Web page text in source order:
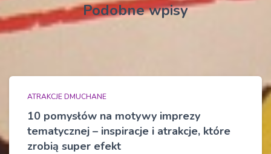
Podobne wpisy
ATRAKCJE DMUCHANE
10 pomysłów na motywy imprezy
tematycznej – inspiracje i atrakcje, które
zrobią super efekt